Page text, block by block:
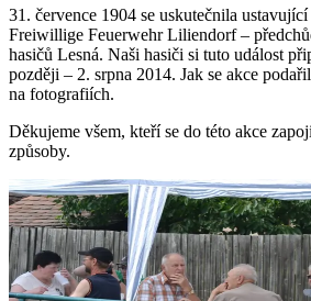
31. července 1904 se uskutečnila
Freiwillige Feuerwehr Liliendorf –
hasičů Lesná. Naši hasiči si tuto událost
později – 2. srpna 2014. Jak se akce
na fotografiích.
Děkujeme všem, kteří se do této akce
způsoby.